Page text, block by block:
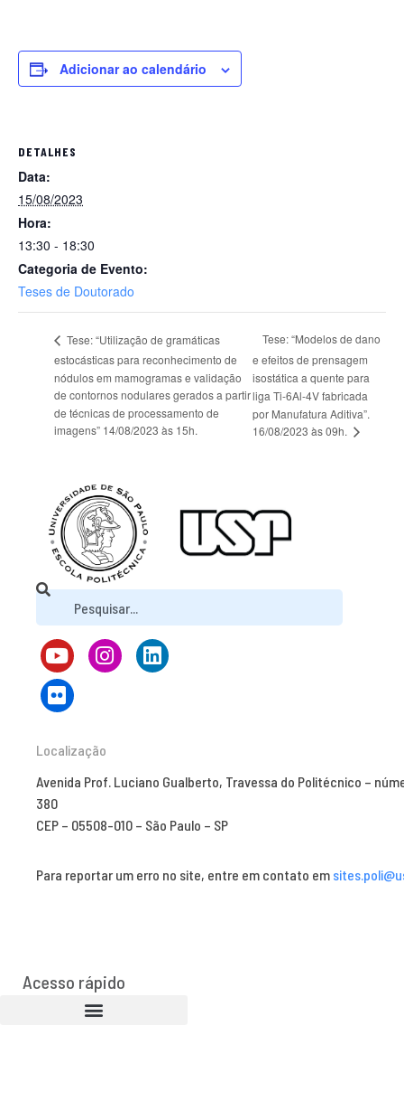
Adicionar ao calendário
DETALHES
Data:
15/08/2023
Hora:
13:30 - 18:30
Categoria de Evento:
Teses de Doutorado
Tese: “Utilização de gramáticas
estocásticas para reconhecimento de
nódulos em mamogramas e validação
de contornos nodulares gerados a partir
de técnicas de processamento de
imagens” 14/08/2023 às 15h.
Tese: “Modelos de dano
e efeitos de prensagem
isostática a quente para
liga Ti-6Al-4V fabricada
por Manufatura Aditiva”.
16/08/2023 às 09h.
Localização
Avenida Prof. Luciano Gualberto, Travessa do Politécnico –
380
CEP – 05508-010 – São Paulo – SP
Para reportar um erro no site, entre em contato em
Acesso rápido